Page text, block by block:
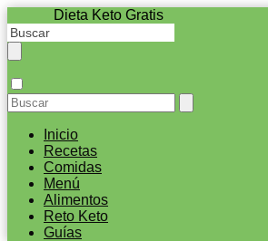
Dieta Keto Gratis
Inicio
Recetas
Comidas
Menú
Alimentos
Reto Keto
Guías